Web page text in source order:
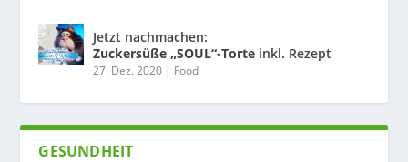
Jetzt nachmachen:
Zuckersüße „SOUL“-Torte inkl. Rezept
27. Dez. 2020 | Food
GESUNDHEIT